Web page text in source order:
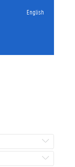
English